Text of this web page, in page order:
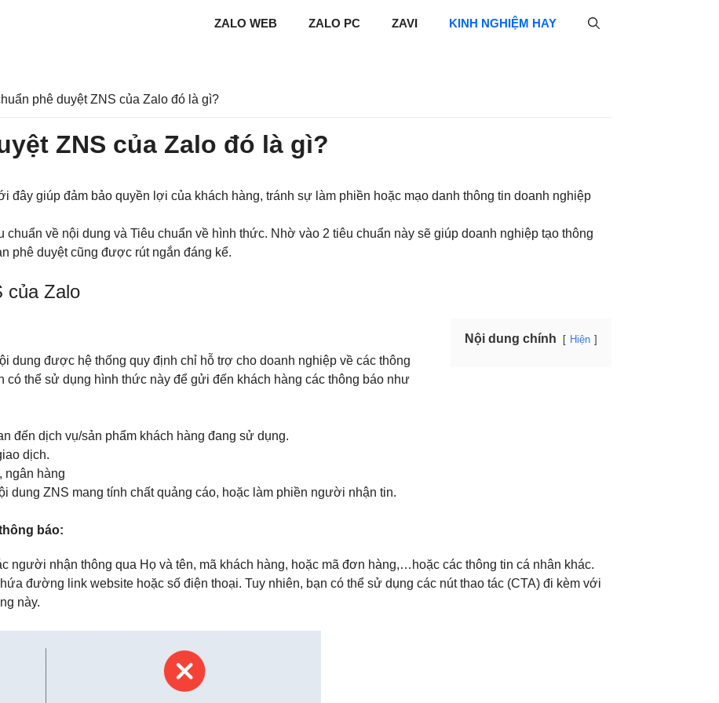
ZALO WEB ZALO PC ZAVI KINH NGHIỆM HAY
phê duyệt ZNS của Zalo đó là gì?
ZNS của Zalo đó là gì?
đây giúp đảm bảo quyền lợi của khách hàng, tránh sự làm phiền hoặc mạo danh thông tin doanh nghiệp
về nội dung và Tiêu chuẩn về hình thức. Nhờ vào 2 tiêu chuẩn này sẽ giúp doanh nghiệp tạo thông
phê duyệt cũng được rút ngắn đáng kể.
của Zalo
Nội dung chính Hiện
dung được hệ thống quy định chỉ hỗ trợ cho doanh nghiệp về các thông
có thể sử dụng hình thức này để gửi đến khách hàng các thông báo như
đến dịch vụ/sản phẩm khách hàng đang sử dụng.
dịch.
ngân hàng
dung ZNS mang tính chất quảng cáo, hoặc làm phiền người nhận tin.
báo:
người nhận thông qua Họ và tên, mã khách hàng, hoặc mã đơn hàng,…hoặc các thông tin cá nhân khác.
đường link website hoặc số điện thoại. Tuy nhiên, bạn có thể sử dụng các nút thao tác (CTA) đi kèm với
này.